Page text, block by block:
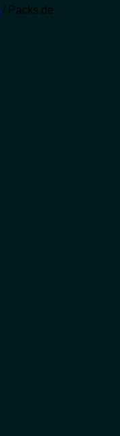
/ Packs de